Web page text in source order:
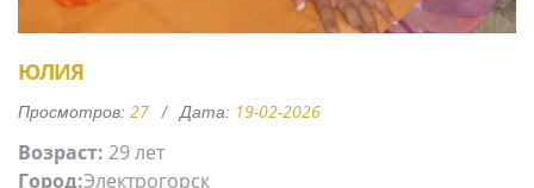
ЮЛИЯ
Просмотров: 27 Дата: 19-02-2026
Возраст: 29 лет
Город:Электрогорск